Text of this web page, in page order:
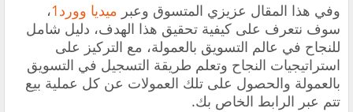
وفي هذا المقال عزيزي المتسوق وعبر ميديا وورد1 ،
سوف نتعرف على كيفية تحقيق هذا الهدف، دليل شامل
للنجاح في عالم التسويق بالعمولة، مع التركيز على
استراتيجيات النجاح وتعلم طريقة التسجيل في التسويق
بالعمولة والحصول على تلك العمولات عن كل عملية بيع
تتم عبر الرابط الخاص بك.